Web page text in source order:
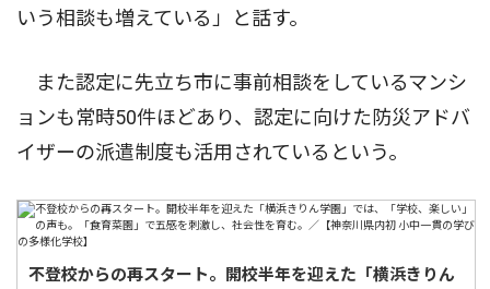
いう相談も増えている」と話す。
また認定に先立ち市に事前相談をしているマンシ
ョンも常時50件ほどあり、認定に向けた防災アドバ
イザーの派遣制度も活用されているという。
不登校からの再スタート。開校半年を迎えた「横浜きりん